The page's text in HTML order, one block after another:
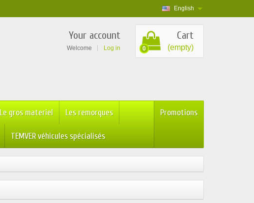
English
Cart
(empty)
0
Your account
Welcome Log in
Promotions
Le gros materiel Les remorques
TEMVER véhicules spécialisés